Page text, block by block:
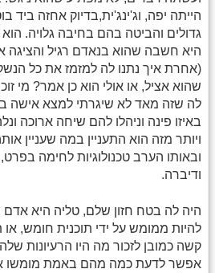
הייתה יפה, וג'ינג'ית,בדיוק אחזה ביד
גדולים והביטה בהם בחיבה גלויה.
היא חשבה שהוא בנאדם רגיל והציגה
(אחרת איך נתנו לה למזמז את כל
שהוא אציל, או אולי הוא כן אמר? מי
לה שזה מאד לא שיגרתי למצא אישה
באיזו פינה וניהלו להם שיחה ארוכה
ויותר מזה הוא התעניין במה שעניין
ובאותו הערב טכנולוגיות לחימה
ודיברה.
היה לה בטח חזון שלם, טליה היא אדם
להיות ממומש על ידי תוכנית חומש,
קשה כמובן לזכור מה היו הרעיונות
אפשר לדעת כמה מהם באמת מומשו